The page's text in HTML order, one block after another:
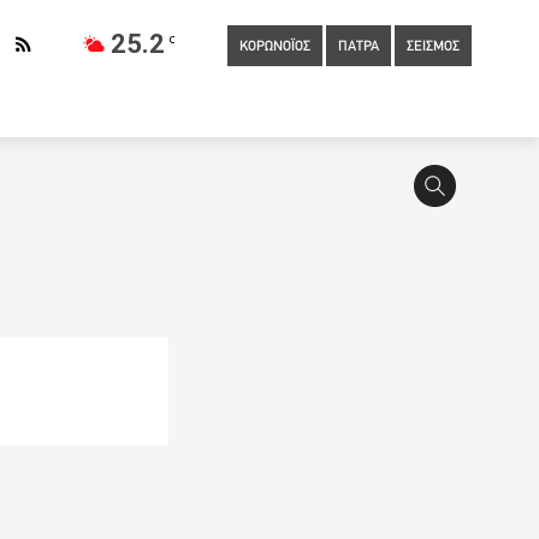
25.2 C
ΚΟΡΩΝΟΪΟΣ ΠΑΤΡΑ ΣΕΙΣΜΟΣ
Σταϊκούρας: Ενδεχόμενο για
Κορονοϊός: “Βράζει” η Αιτωλοακαρνανία με 108 νέα